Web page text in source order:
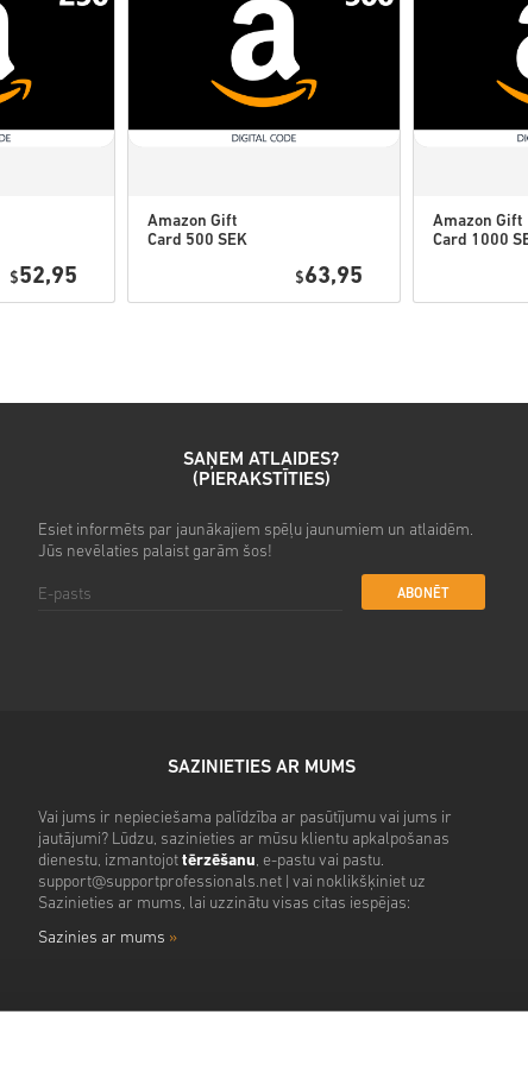
Noskaties ātro ceļvedi
• Šiem kodiem nav derīguma
• Lejupielādējams saturs
• Dažiem produktiem varat
$52,95
Amazon Gift
Card 500 SEK
$63,95
Amazon Gift
Card 1000
SAŅEM ATLAIDES?
(PIERAKSTĪTIES)
Esiet informēts par jaunākajiem spēļu jaunumiem un atlaidēm.
Jūs nevēlaties palaist garām šos!
ABONĒT
SAZINIETIES AR MUMS
Vai jums ir nepieciešama palīdzība ar pasūtījumu vai jums ir
jautājumi? Lūdzu, sazinieties ar mūsu klientu apkalpošanas
dienestu, izmantojot tērzēšanu, e-pastu vai pastu.
support@supportprofessionals.net| vai noklikšķiniet uz
Sazinieties ar mums, lai uzzinātu visas citas iespējas:
Sazinies ar mums »